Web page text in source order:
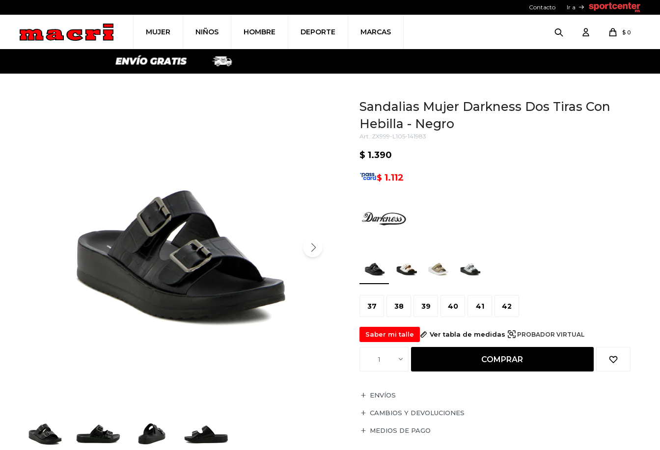
MUJER NIÑOS HOMBRE DEPORTE MARCAS $ 0
Contacto Ir a
Sandalias Mujer Darkness Dos Tiras Con
Hebilla - Negro
ZX999-L105-141983
$ 1.390
$ 1.112
37 38 39 40 41 42
Saber mi talle Ver tabla de medidas PROBADOR VIRTUAL
1 COMPRAR
ENVÍOS
CAMBIOS Y DEVOLUCIONES
MEDIOS DE PAGO